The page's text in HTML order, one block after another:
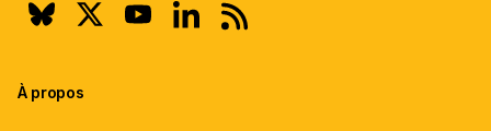
À propos